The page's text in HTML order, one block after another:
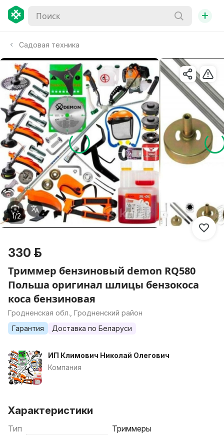
+
Садовая техника
1/2
330 р.
Триммер бензиновый demon RQ580
Польша оригинал шлицы бензокоса
коса бензиновая
Гродненская обл., Гродненский район
Гарантия
Доставка по Беларуси
ИП Климович Николай Олегович
Компания
Характеристики
Тип
Триммеры